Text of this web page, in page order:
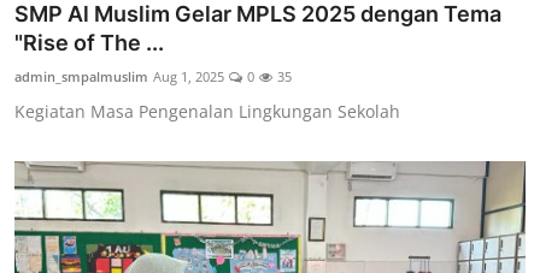
SMP Al Muslim Gelar MPLS 2025 dengan Tema
"Rise of The ...
admin_smpalmuslim Aug 1, 2025 0 35
Kegiatan Masa Pengenalan Lingkungan Sekolah